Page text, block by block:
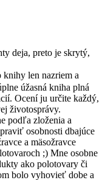
deja, preto je skrytý,
len nazriem a
úžasná kniha plná
Ocení ju určite každý,
životosprávy.
podľa zloženia a
osobnosti dbajúce
a mäsožravce
;) Mne osobne
ako polotovary či
bolo vyhovieť dobe a